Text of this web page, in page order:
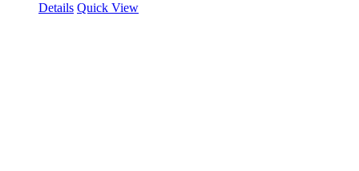
Details Quick View